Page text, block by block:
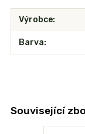
Výrobce
Barva
Související